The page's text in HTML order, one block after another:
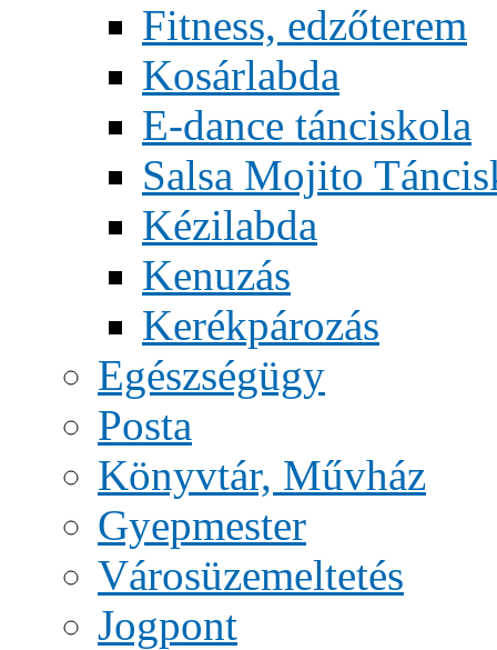
Fitness, edzőterem
Kosárlabda
E-dance tánciskola
Salsa Mojito
Kézilabda
Kenuzás
Kerékpározás
Egészségügy
Posta
Könyvtár, Művház
Gyepmester
Városüzemeltetés
Jogpont